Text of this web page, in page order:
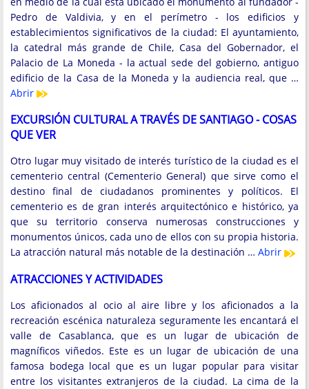
Pedro de Valdivia, y en el perímetro - los edificios y
establecimientos significativos de la ciudad: El ayuntamiento,
la catedral más grande de Chile, Casa del Gobernador, el
Palacio de La Moneda - la actual sede del gobierno, antiguo
edificio de la Casa de la Moneda y la audiencia real, que …
Abrir
EXCURSIÓN CULTURAL A TRAVÉS DE SANTIAGO - COSAS
QUE VER
Otro lugar muy visitado de interés turístico de la ciudad es el
cementerio central (Cementerio General) que sirve como el
destino final de ciudadanos prominentes y políticos. El
cementerio es de gran interés arquitectónico e histórico, ya
que su territorio conserva numerosas construcciones y
monumentos únicos, cada uno de ellos con su propia historia.
La atracción natural más notable de la destinación … Abrir
ATRACCIONES Y ACTIVIDADES
Los aficionados al ocio al aire libre y los aficionados a la
recreación escénica naturaleza seguramente les encantará el
valle de Casablanca, que es un lugar de ubicación de
magníficos viñedos. Este es un lugar de ubicación de una
famosa bodega local que es un lugar popular para visitar
entre los visitantes extranjeros de la ciudad. La cima de la